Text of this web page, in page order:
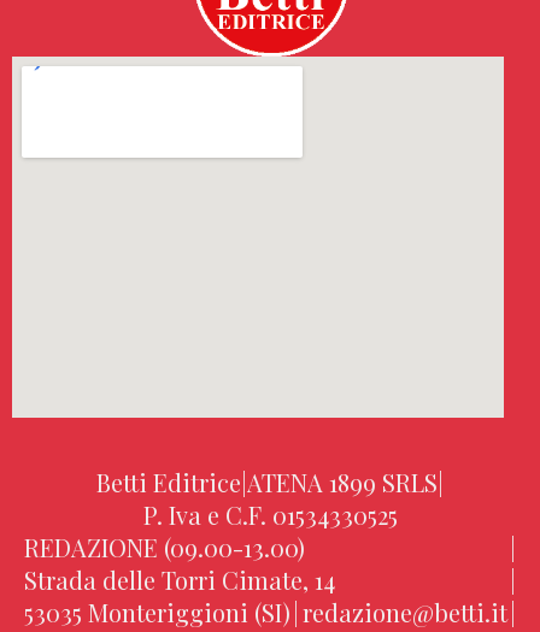
Betti Editrice|ATENA 1899 SRLS|
P. Iva e C.F. 01534330525
REDAZIONE (09.00-13.00)
|
Strada delle Torri Cimate, 14
|
53035 Monteriggioni (SI)|redazione@betti.it|